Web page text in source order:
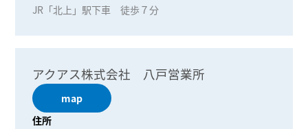
JR「北上」駅下車 徒歩７分
アクアス株式会社 八戸営業所
map
住所